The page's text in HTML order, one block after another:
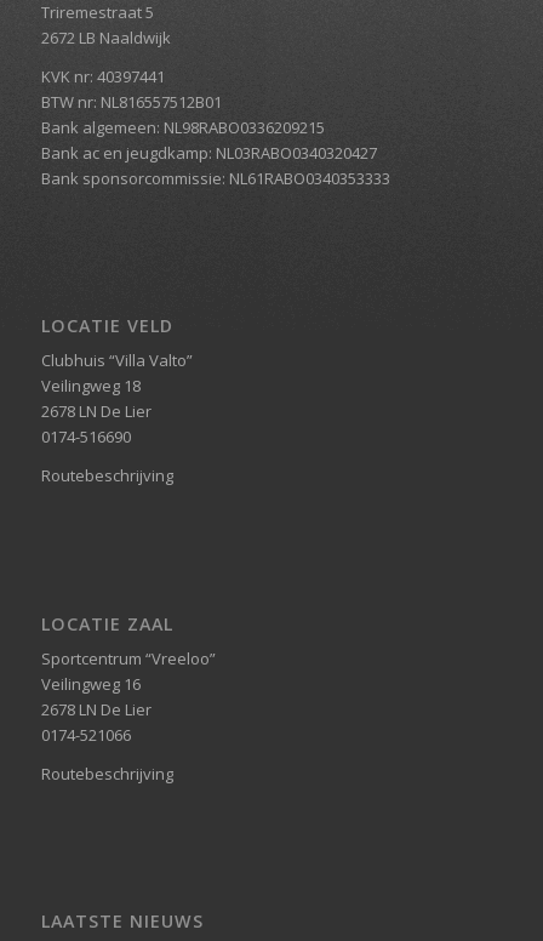
Triremestraat 5
2672 LB Naaldwijk
KVK nr: 40397441
BTW nr: NL816557512B01
Bank algemeen: NL98RABO0336209215
Bank ac en jeugdkamp: NL03RABO0340320427
Bank sponsorcommissie: NL61RABO0340353333
LOCATIE VELD
Clubhuis “Villa Valto”
Veilingweg 18
2678 LN De Lier
0174-516690
Routebeschrijving
LOCATIE ZAAL
Sportcentrum “Vreeloo”
Veilingweg 16
2678 LN De Lier
0174-521066
Routebeschrijving
LAATSTE NIEUWS